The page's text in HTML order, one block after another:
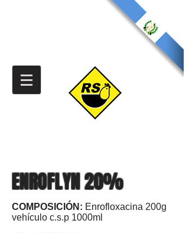
ENROFLYN 20%
COMPOSICIÓN : Enrofloxacina 200g
vehículo c.s.p 1000ml